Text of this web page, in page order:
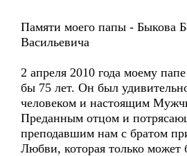
Памяти моего папы - Быкова
Васильевича
2 апреля 2010 года моему
бы 75 лет. Он был
человеком и настоящим
Преданным отцом и
преподавшим нам с братом
Любви, которая только может